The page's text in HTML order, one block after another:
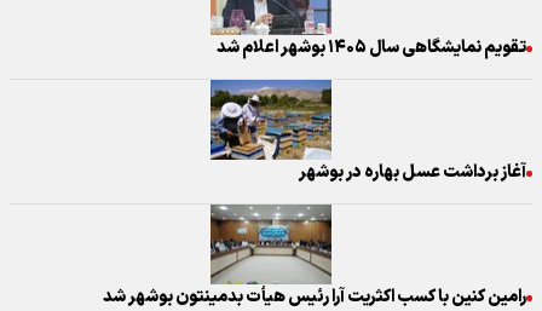
تقویم نمایشگاهی سال ۱۴۰۵ بوشهر اعلام شد
آغاز برداشت عسل بهاره در بوشهر
رامین کنین با کسب اکثریت آرا رئیس هیأت بدمینتون بوشهر شد